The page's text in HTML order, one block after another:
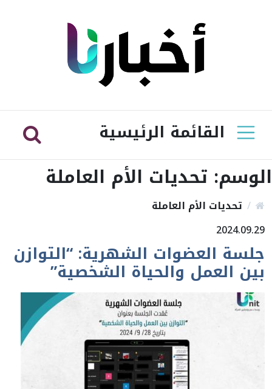
القائمة الرئيسية
الوسم: تحديات الأم العاملة
تحديات الأم العاملة
2024.09.29
جلسة العضوات الشهرية: “التوازن
بين العمل والحياة الشخصية”